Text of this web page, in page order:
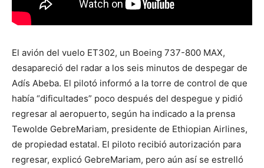
El avión del vuelo ET302, un Boeing 737-800 MAX,
desapareció del radar a los seis minutos de despegar de
Adís Abeba. El pilotó informó a la torre de control de que
había “dificultades” poco después del despegue y pidió
regresar al aeropuerto, según ha indicado a la prensa
Tewolde GebreMariam, presidente de Ethiopian Airlines,
de propiedad estatal. El piloto recibió autorización para
regresar, explicó GebreMariam, pero aún así se estrelló